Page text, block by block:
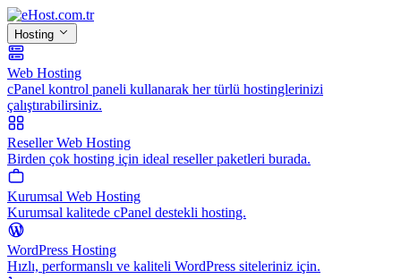
Hosting
Web Hosting
cPanel kontrol paneli kullanarak her türlü hostinglerinizi
çalıştırabilirsiniz.
Reseller Web Hosting
Birden çok hosting için ideal reseller paketleri burada.
Kurumsal Web Hosting
Kurumsal kalitede cPanel destekli hosting.
WordPress Hosting
Hızlı, performanslı ve kaliteli WordPress siteleriniz için.